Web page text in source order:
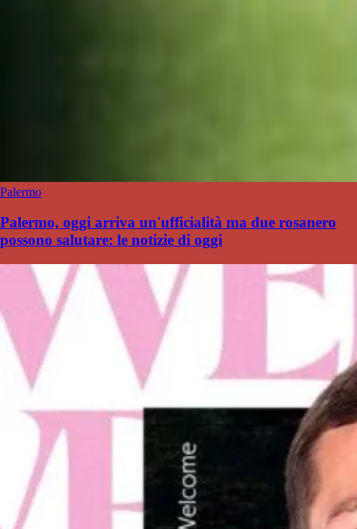
Palermo
Palermo, oggi arriva un'ufficialità ma due rosanero
possono salutare: le notizie di oggi